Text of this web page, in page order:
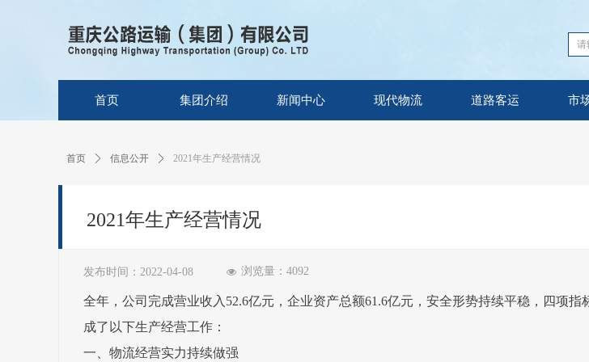
首页 集团介绍 新闻中心 现代物流 道路客运 市
2021年生产经营情况
发布时间： 2022-04-08
全年，公司完成营业收入52.6亿元，企业资产总额61.6亿元，安全形势持续平稳，四项
成了以下生产经营工作：
一、物流经营实力持续做强
넶 浏览量： 4092
首页 ꄲ 信息公开 ꄲ 2021年生产经营情况